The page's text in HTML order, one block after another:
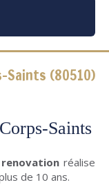
Saints (80510)
Saints
renovationréalise
de 10 ans.